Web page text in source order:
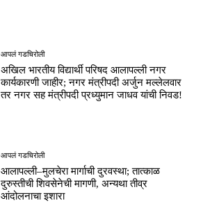
आपलं गडचिरोली
अखिल भारतीय विद्यार्थी परिषद आलापल्ली नगर
कार्यकारणी जाहीर; नगर मंत्रीपदी अर्जुन मल्लेलवार
तर नगर सह मंत्रीपदी प्रध्युमान जाधव यांची निवड!
आपलं गडचिरोली
आलापल्ली–मुलचेरा मार्गाची दुरवस्था; तात्काळ
दुरुस्तीची शिवसेनेची मागणी, अन्यथा तीव्र
आंदोलनाचा इशारा